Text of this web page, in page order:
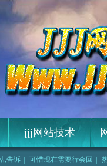
jjj网站技术
,告诉 可惜现在需要行会回